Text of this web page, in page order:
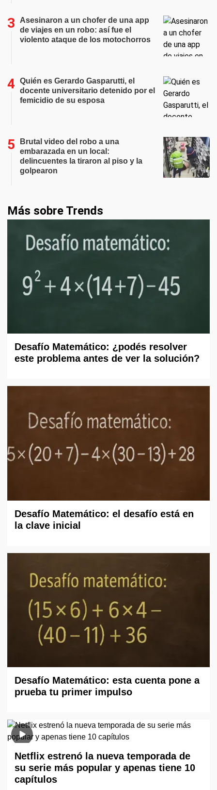
Asesinaron a un chofer de una app
de viajes en un robo: así fue el
violento ataque de los motochorros
Quién es Gerardo Gasparutti, el
docente universitario detenido por el
femicidio de su esposa
Brutal video del robo a una
embarazada en un local:
delincuentes la tiraron al piso y la
golpearon
Más sobre Trends
Desafío Matemático: ¿podés resolver
este problema antes de ver la solución?
Desafío Matemático: el desafío está en
la clave inicial
Desafío Matemático: esta cuenta pone a
prueba tu primer impulso
Netflix estrenó la nueva temporada de
su serie más popular y apenas tiene 10
capítulos